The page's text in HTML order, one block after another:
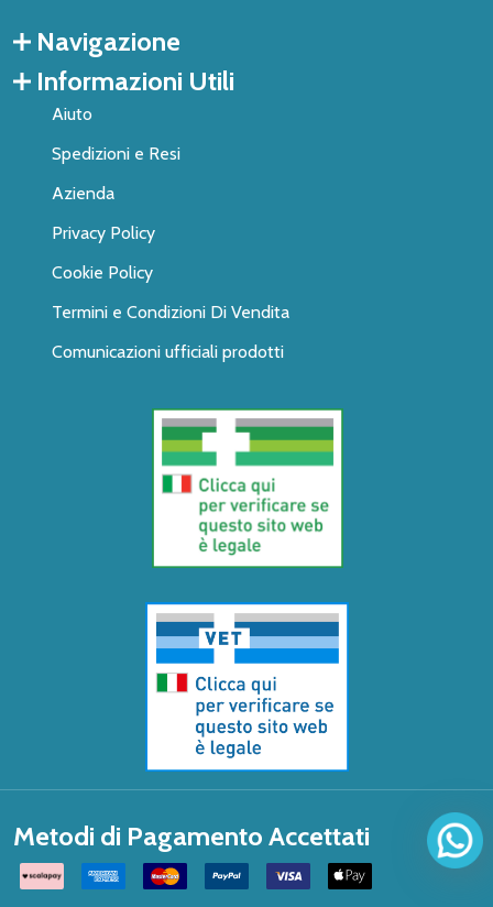
Navigazione
Informazioni Utili
Aiuto
Spedizioni e Resi
Azienda
Privacy Policy
Cookie Policy
Termini e Condizioni Di Vendita
Comunicazioni ufficiali prodotti
Metodi di Pagamento Accettati